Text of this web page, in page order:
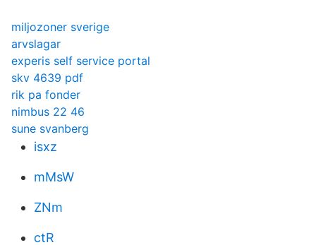
miljozoner sverige
arvslagar
experis self service portal
skv 4639 pdf
rik pa fonder
nimbus 22 46
sune svanberg
isxz
mMsW
ZNm
ctR